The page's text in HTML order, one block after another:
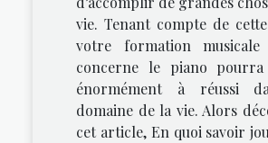
vie. Tenant compte de
votre formation
concerne le piano
énormément à réussi
domaine de la vie. Alors
cet article, En quoi savoir